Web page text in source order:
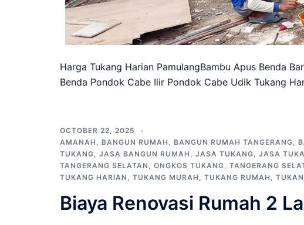
Harga Tukang Harian PamulangBambu Apus Benda
Benda Pondok Cabe Ilir Pondok Cabe Udik Tukang
OCTOBER 22, 2025
AMANAH , BANGUN RUMAH , BANGUN RUMAH TANGERANG,
TUKANG, JASA BANGUN RUMAH , JASA TUKANG, JASA
TANGERANG SELATAN , ONGKOS TUKANG, TANGERANG
TUKANG HARIAN , TUKANG MURAH , TUKANG RUMAH ,
Biaya Renovasi Rumah 2